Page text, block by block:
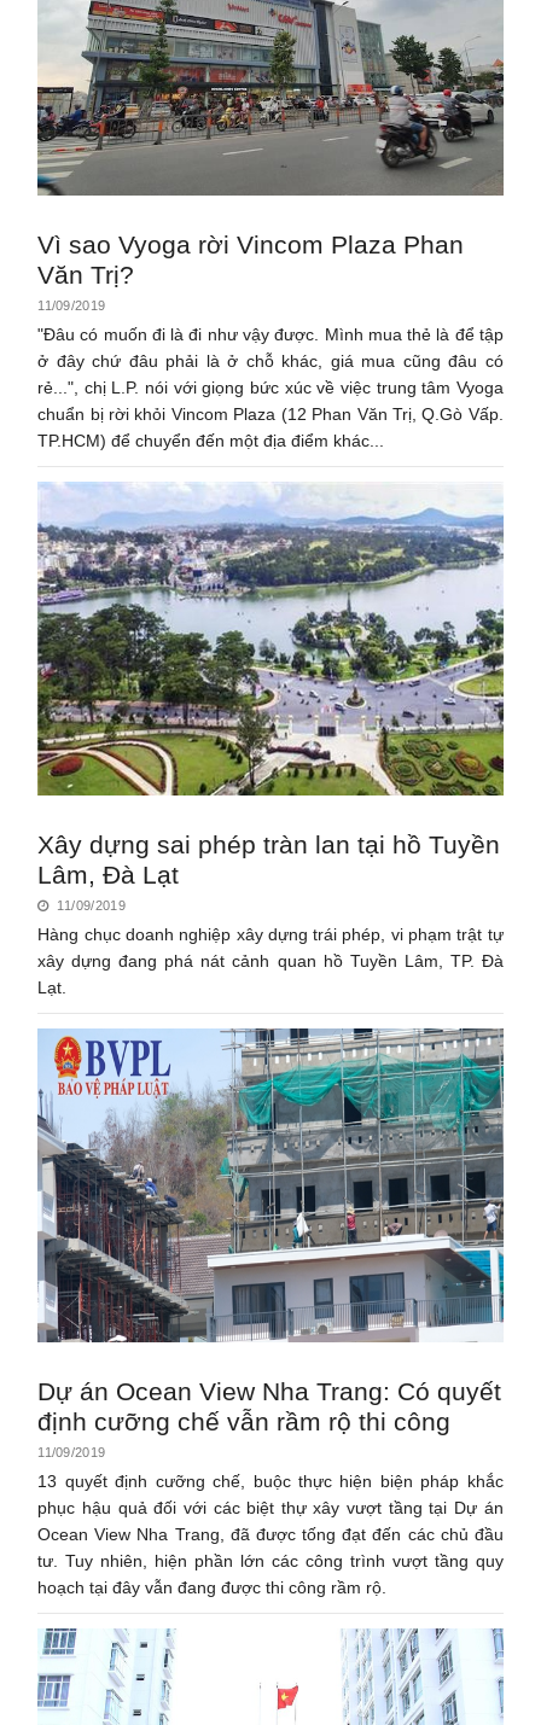
Vì sao Vyoga rời Vincom Plaza Phan
Văn Trị?
11/09/2019
"Đâu có muốn đi là đi như vậy được. Mình mua thẻ là để tập
ở đây chứ đâu phải là ở chỗ khác, giá mua cũng đâu có
rẻ...", chị L.P. nói với giọng bức xúc về việc trung tâm Vyoga
chuẩn bị rời khỏi Vincom Plaza (12 Phan Văn Trị, Q.Gò Vấp.
TP.HCM) để chuyển đến một địa điểm khác...
Xây dựng sai phép tràn lan tại hồ Tuyền
Lâm, Đà Lạt
11/09/2019
Hàng chục doanh nghiệp xây dựng trái phép, vi phạm trật tự
xây dựng đang phá nát cảnh quan hồ Tuyền Lâm, TP. Đà
Lạt.
Dự án Ocean View Nha Trang: Có quyết
định cưỡng chế vẫn rầm rộ thi công
11/09/2019
13 quyết định cưỡng chế, buộc thực hiện biện pháp khắc
phục hậu quả đối với các biệt thự xây vượt tầng tại Dự án
Ocean View Nha Trang, đã được tống đạt đến các chủ đầu
tư. Tuy nhiên, hiện phần lớn các công trình vượt tầng quy
hoạch tại đây vẫn đang được thi công rầm rộ.